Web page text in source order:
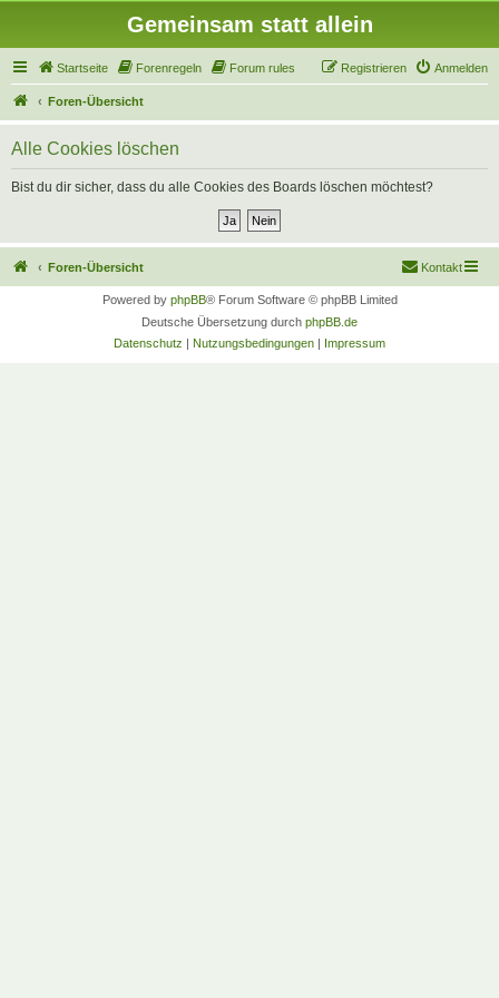
Gemeinsam statt allein
Startseite Forenregeln Forum rules Anmelden
Registrieren
Foren-Übersicht
Alle Cookies löschen
Bist du dir sicher, dass du alle Cookies des Boards löschen möchtest?
Foren-Übersicht Kontakt
Powered by phpBB® Forum Software © phpBB Limited
Deutsche Übersetzung durch phpBB.de
Datenschutz | Nutzungsbedingungen | Impressum